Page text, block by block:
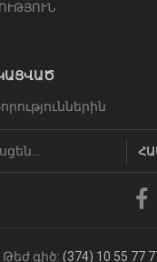
Թեժ գիծ: (374) 10 55 77